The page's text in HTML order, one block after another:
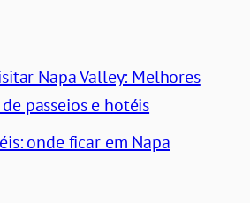
Napa Valley: Melhores
passeios e hotéis
onde ficar em Napa